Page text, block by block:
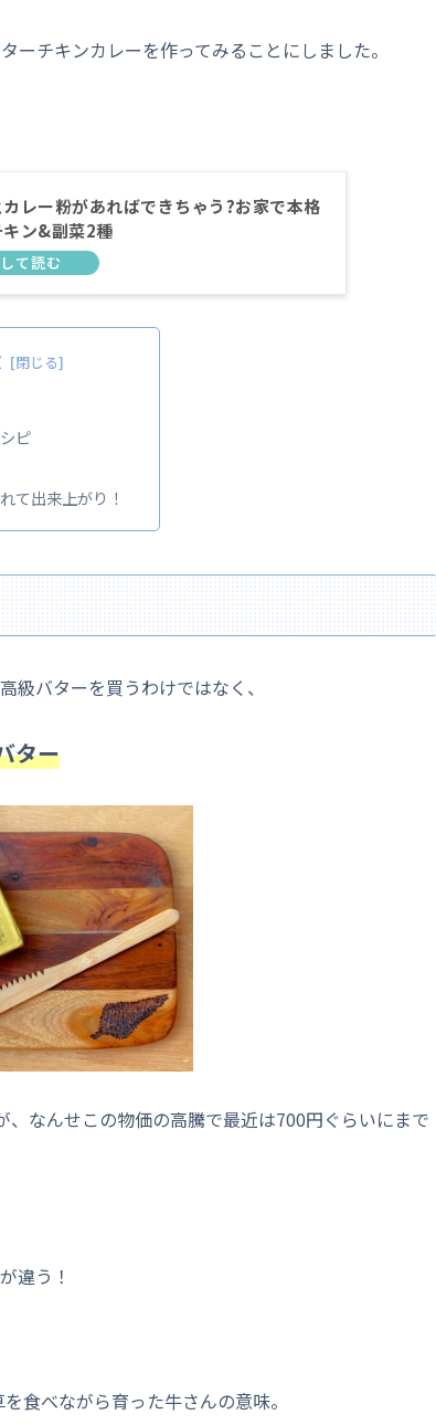
チキンカレーを作ってみることにしました。
レー粉があればできちゃう?お家で本格
ン&副菜2種
ピ
て出来上がり！
級バターを買うわけではなく、
ター
なんせこの物価の高騰で最近は700円ぐらいにまで
違う！
食べながら育った牛さんの意味。